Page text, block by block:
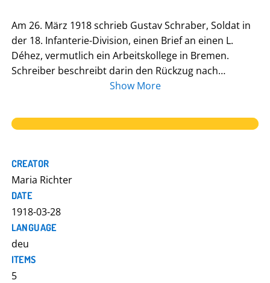
Am 26. März 1918 schrieb Gustav Schraber, Soldat in
der 18. Infanterie-Division, einen Brief an einen L.
Déhez, vermutlich ein Arbeitskollege in Bremen.
Schreiber beschreibt darin den Rückzug nach
Maurage in Belgien. Das Leben dort gefalle ihm sehr
besser sein, schrieb er. Zudem beklagte er den Drill,
dem die jungen Rekruten ausgesetzt seien. Na, es
baldigen Frieden. Seine freien Tage, so schrieb er,
verbrachte er bei einer belgischen Familie, sehr gute
Leute. Schraber beschreibt zudem die Umgebung
(alles Bergwerke) und die Hoffnung, bald in die Heimat
zurückkehren zu können. Nähere Informationen zu
Schraber sind jedoch nicht bekannt.
Ein Feldpostbrief von Gustav Schraber an einen
Arbeitskollegen in Bremen vom März 1918.
Show More
CREATOR
Maria Richter
DATE
1918-03-28
LANGUAGE
deu
ITEMS
5